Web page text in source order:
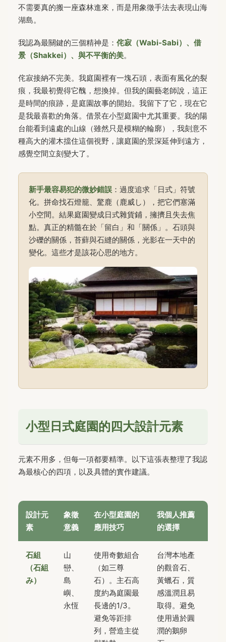
不需要真的搬一座森林進來，而是用象徵手法去表現山海
湖島。
我認為最關鍵的三個精神是： 侘寂（Wabi-Sabi）、借
景（Shakkei）、與不平衡的美。
侘寂接納不完美。我庭園裡有一塊石頭，表面有風化的裂
痕，我最初覺得它醜，想換掉。但我的園藝老師說，這正
是時間的痕跡，是庭園故事的開始。我留下了它，現在它
是我最喜歡的角落。借景在小型庭園中尤其重要。我的陽
台能看到遠處的山線（雖然只是模糊的輪廓），我刻意不
種高大的灌木擋住這個視野，讓庭園的景深延伸到遠方，
感覺空間立刻變大了。
新手最容易犯的微妙錯誤 ：過度追求「日式」符號
化。拼命找石燈籠、驚鹿（鹿威し），把它們塞滿
小空間。結果庭園變成日式雜貨鋪，擁擠且失去焦
點。真正的精髓在於「留白」和「關係」。石頭與
沙礫的關係，苔蘚與石縫的關係，光影在一天中的
變化。這些才是該花心思的地方。
小型日式庭園的四大設計元素
元素不用多，但每一項都要精準。以下這張表整理了我認
為最核心的四項，以及具體的實作建議。
設計元
素
象徵
意義
在小型庭園的
應用技巧
我個人推薦
的選擇
石組
（石組
み）
山
巒、
島
嶼、
永恆
使用奇數組合
（如三尊
石）。主石高
度約為庭園最
長邊的1/3。
避免等距排
列，營造主從
台灣本地產
的觀音石、
黃蠟石，質
感溫潤且易
取得。避免
使用過於圓
潤的鵝卵